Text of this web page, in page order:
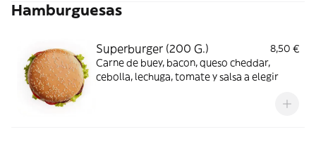
Hamburguesas
Superburger (200 G.)
8,50 €
Carne de buey, bacon, queso cheddar,
cebolla, lechuga, tomate y salsa a elegir